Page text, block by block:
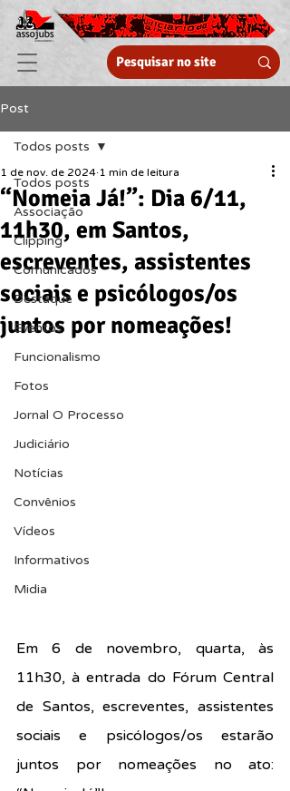
Post
Todos posts
Associação
Clipping
Comunicados
Destaque
Eventos
Funcionalismo
Fotos
Jornal O Processo
Judiciário
Notícias
Convênios
Vídeos
Informativos
Midia
Todos posts
“Nomeia Já!”: Dia 6/11,
11h30, em Santos,
escreventes, assistentes
sociais e psicólogos/os
juntos por nomeações!
1 de nov. de 2024 1 min de leitura
Em 6 de novembro, quarta, às
11h30, à entrada do Fórum Central
de Santos, escreventes, assistentes
sociais e psicólogos/os estarão
juntos por nomeações no ato: